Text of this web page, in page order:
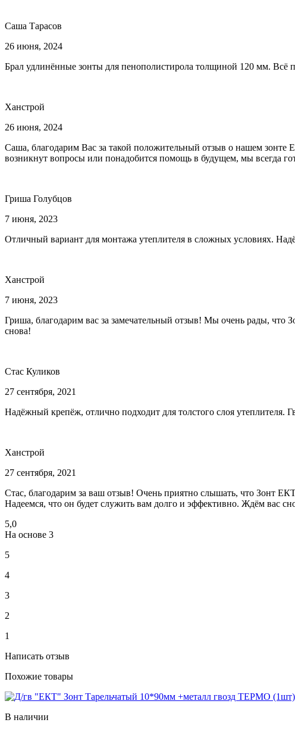
Саша Тарасов
26 июня, 2024
Брал удлинённые зонты для пенополистирола толщиной 120 мм. Всё
Ханстрой
26 июня, 2024
Саша, благодарим Вас за такой положительный отзыв о нашем
возникнут вопросы или понадобится помощь в будущем, мы всегда
Гриша Голубцов
7 июня, 2023
Отличный вариант для монтажа утеплителя в сложных условиях.
Ханстрой
7 июня, 2023
Гриша, благодарим вас за замечательный отзыв! Мы очень рады,
снова!
Стас Куликов
27 сентября, 2021
Надёжный крепёж, отлично подходит для толстого слоя утеплителя.
Ханстрой
27 сентября, 2021
Стас, благодарим за ваш отзыв! Очень приятно слышать, что Зонт
Надеемся, что он будет служить вам долго и эффективно. Ждём вас
5,0
На основе 3
5
4
3
2
1
Написать отзыв
Похожие товары
В наличии